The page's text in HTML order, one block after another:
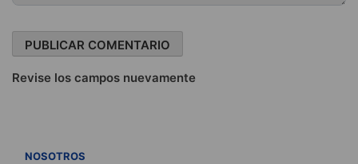
Revise los campos nuevamente
NOSOTROS